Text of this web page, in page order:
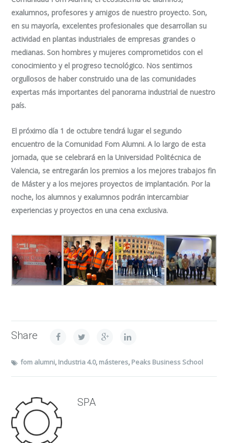
exalumnos, profesores y amigos de nuestro proyecto. Son,
en su mayoría, excelentes profesionales que desarrollan su
actividad en plantas industriales de empresas grandes o
medianas. Son hombres y mujeres comprometidos con el
conocimiento y el progreso tecnológico. Nos sentimos
orgullosos de haber construido una de las comunidades
expertas más importantes del panorama industrial de nuestro
país.
El próximo día 1 de octubre tendrá lugar el segundo
encuentro de la Comunidad Fom Alumni. A lo largo de esta
jornada, que se celebrará en la Universidad Politécnica de
Valencia, se entregarán los premios a los mejores trabajos fin
de Máster y a los mejores proyectos de implantación. Por la
noche, los alumnos y exalumnos podrán intercambiar
experiencias y proyectos en una cena exclusiva.
Share
fom alumni, Industria 4.0, másteres, Peaks Business School
SPA